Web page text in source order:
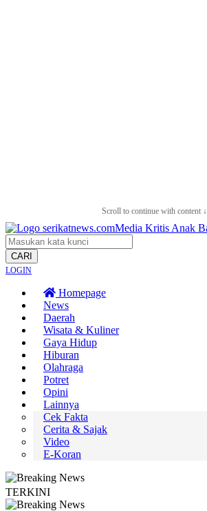
Scroll to continue with content ↓
CARI
LOGIN
Homepage
News
Daerah
Wisata & Kuliner
Gaya Hidup
Hiburan
Olahraga
Potret
Opini
Lainnya
Cek Fakta
Cerita & Sajak
Video
E-Koran
TERKINI